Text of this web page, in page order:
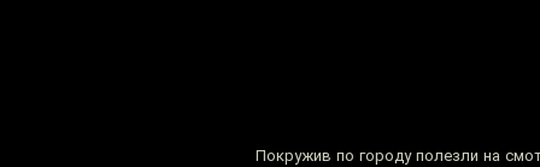
Покружив по городу полезли на